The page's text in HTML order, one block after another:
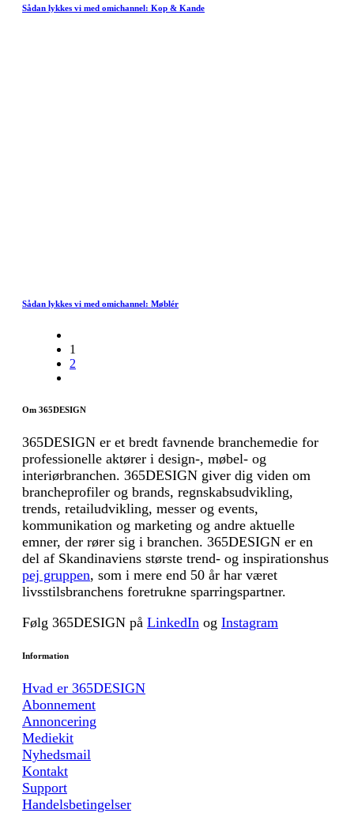
Sådan lykkes vi med omichannel: Kop & Kande
Sådan lykkes vi med omichannel: Møblér
1
2
Om 365DESIGN
365DESIGN er et bredt favnende branchemedie for
professionelle aktører i design-, møbel- og
interiørbranchen. 365DESIGN giver dig viden om
brancheprofiler og brands, regnskabsudvikling,
trends, retailudvikling, messer og events,
kommunikation og marketing og andre aktuelle
emner, der rører sig i branchen. 365DESIGN er en
del af Skandinaviens største trend- og inspirationshus
pej gruppen, som i mere end 50 år har været
livsstilsbranchens foretrukne sparringspartner.
Følg 365DESIGN på LinkedIn og Instagram
Information
Hvad er 365DESIGN
Abonnement
Annoncering
Mediekit
Nyhedsmail
Kontakt
Support
Handelsbetingelser